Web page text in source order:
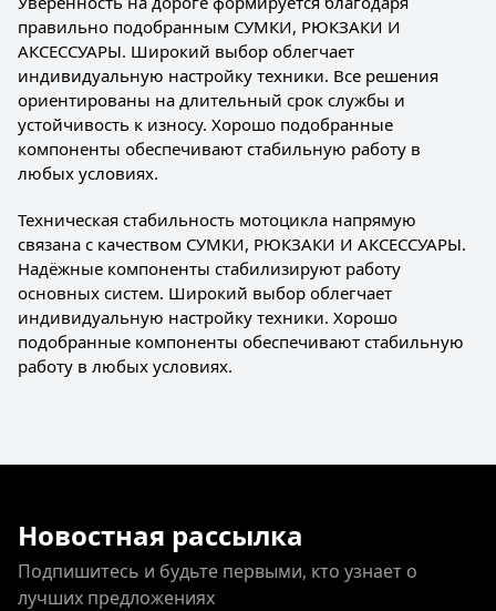
правильно подобранным СУМКИ, РЮКЗАКИ И
АКСЕССУАРЫ. Широкий выбор облегчает
индивидуальную настройку техники. Все решения
ориентированы на длительный срок службы и
устойчивость к износу. Хорошо подобранные
компоненты обеспечивают стабильную работу в
любых условиях.
Техническая стабильность мотоцикла напрямую
связана с качеством СУМКИ, РЮКЗАКИ И АКСЕССУАРЫ.
Надёжные компоненты стабилизируют работу
основных систем. Широкий выбор облегчает
индивидуальную настройку техники. Хорошо
подобранные компоненты обеспечивают стабильную
работу в любых условиях.
Новостная рассылка
Подпишитесь и будьте первыми, кто узнает о
лучших предложениях